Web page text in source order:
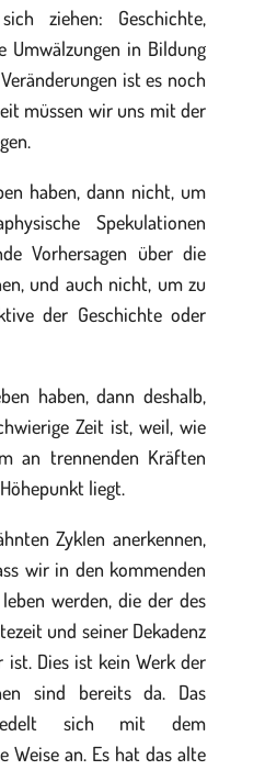
ziehen: Geschichte,
Umwälzungen in Bildung
ist es noch
müssen wir uns mit der
haben, dann nicht, um
Spekulationen
Vorhersagen über die
und auch nicht, um zu
der Geschichte oder
haben, dann deshalb,
Zeit ist, weil, wie
an trennenden Kräften
liegt.
Zyklen anerkennen,
wir in den kommenden
werden, die der des
und seiner Dekadenz
ist. Dies ist kein Werk der
sind bereits da. Das
sich mit dem
Weise an. Es hat das alte